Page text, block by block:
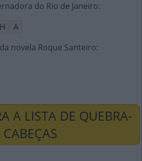
do Rio de Janeiro:
H
A
da novela Roque Santeiro:
A LISTA DE QUEBRA-
CABEÇAS